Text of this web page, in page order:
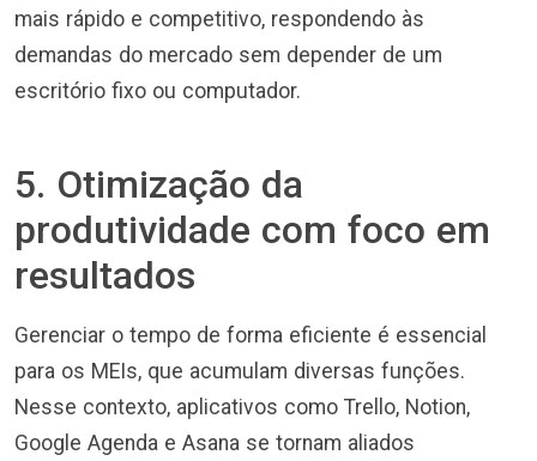
mais rápido e competitivo, respondendo às
demandas do mercado sem depender de um
escritório fixo ou computador.
5. Otimização da
produtividade com foco em
resultados
Gerenciar o tempo de forma eficiente é essencial
para os MEIs, que acumulam diversas funções.
Nesse contexto, aplicativos como Trello, Notion,
Google Agenda e Asana se tornam aliados